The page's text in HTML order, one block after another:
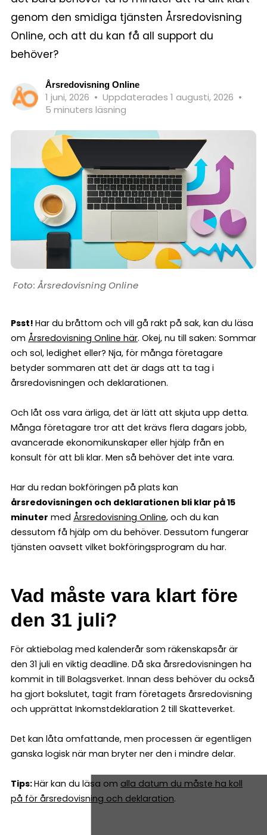
genom den smidiga tjänsten Årsredovisning
Online, och att du kan få all support du
behöver?
Årsredovisning Online
1 juni, 2026 • Uppdaterades 1 augusti, 2026 •
5 minuters läsning
Årsredovisning Online
Psst! Har du bråttom och vill gå rakt på sak, kan du läsa
om Årsredovisning Online här. Okej, nu till saken: Sommar
och sol, ledighet eller? Nja, för många företagare
betyder sommaren att det är dags att ta tag i
årsredovisningen och deklarationen.
Och låt oss vara ärliga, det är lätt att skjuta upp detta.
Många företagare tror att det krävs flera dagars jobb,
avancerade ekonomikunskaper eller hjälp från en
konsult för att bli klar. Men så behöver det inte vara.
Har du redan bokföringen på plats kan
årsredovisningen och deklarationen bli klar på 15
minuter med Årsredovisning Online, och du kan
dessutom få hjälp om du behöver. Dessutom fungerar
tjänsten oavsett vilket bokföringsprogram du har.
Vad måste vara klart före
den 31 juli?
För aktiebolag med kalenderår som räkenskapsår är
den 31 juli en viktig deadline. Då ska årsredovisningen ha
kommit in till Bolagsverket. Innan dess behöver du också
ha gjort bokslutet, tagit fram företagets årsredovisning
och upprättat Inkomstdeklaration 2 till Skatteverket.
Det kan låta omfattande, men processen är egentligen
ganska logisk när man bryter ner den i mindre delar.
Tips:Här kan du läsa om alla datum du måste ha koll
på för årsredovisning och deklaration.